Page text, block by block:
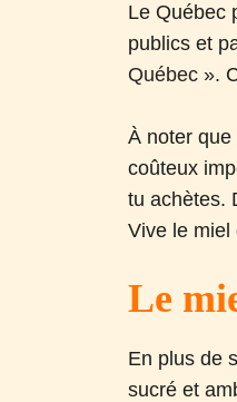
Le Québec
publics et
Québec ».
À noter
coûteux
tu achètes.
Vive le miel
Le
En plus de
sucré et